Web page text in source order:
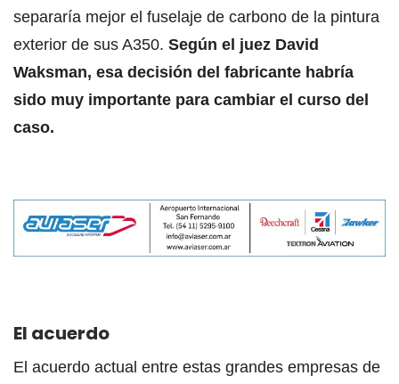
separaría mejor el fuselaje de carbono de la pintura
exterior de sus A350. Según el juez David
Waksman, esa decisión del fabricante habría
sido muy importante para cambiar el curso del
caso.
El acuerdo
El acuerdo actual entre estas grandes empresas de